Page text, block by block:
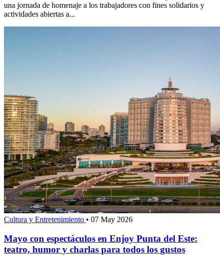
una jornada de homenaje a los trabajadores con fines solidarios y
actividades abiertas a...
Cultura y Entretenimiento • 07 May 2026
Mayo con espectáculos en Enjoy Punta del Este:
teatro, humor y charlas para todos los gustos